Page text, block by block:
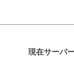
現在サーバ